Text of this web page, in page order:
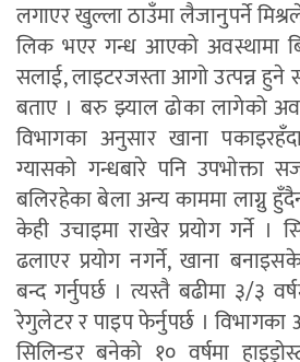
लगाएर खुल्ला ठाउँमा लैजानुपर्ने
लिक भएर गन्ध आएको अवस्थामा
सलाई, लाइटरजस्ता आगो उत्पन्न हुने
बताए । बरु झ्याल ढोका लागेको
विभागका अनुसार खाना
ग्यासको गन्धबारे पनि उपभाेक्ता
बलिरहेका बेला अन्य काममा लाग्नु
केही उचाइमा राखेर प्रयोग गर्ने ।
ढलाएर प्रयोग नगर्ने, खाना
बन्द गर्नुपर्छ । त्यस्तै बढीमा ३/३
रेगुलेटर र पाइप फेर्नुपर्छ ।
सिलिन्डर बनेको १० वर्षमा